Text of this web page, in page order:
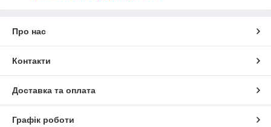
Про нас
Контакти
Доставка та оплата
Графік роботи